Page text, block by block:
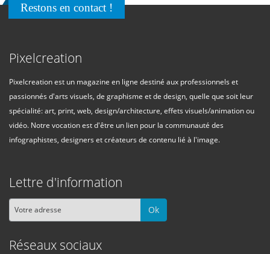
1x
Descriptions
descriptions off, selected
Subtitles
subtitles off, selected
This is a modal window.
Restons en contact !
Pixelcreation
Pixelcreation est un magazine en ligne destiné aux professionnels et
passionnés d'arts visuels, de graphisme et de design, quelle que soit leur
spécialité: art, print, web, design/architecture, effets visuels/animation ou
vidéo. Notre vocation est d'être un lien pour la communauté des
infographistes, designers et créateurs de contenu lié à l'image.
Lettre d'information
Ok
Réseaux sociaux